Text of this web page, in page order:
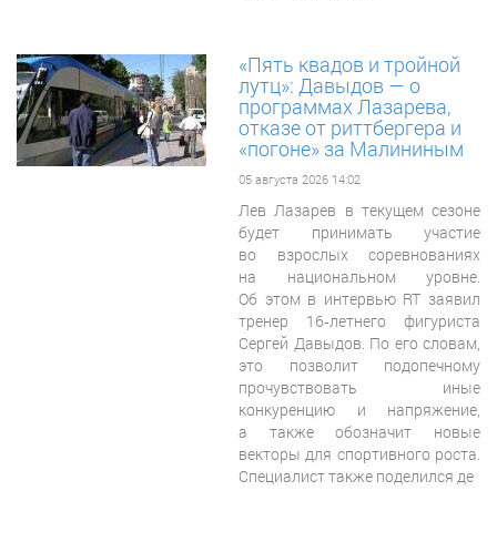
«Пять квадов и тройной
лутц»: Давыдов — о
программах Лазарева,
отказе от риттбергера и
«погоне» за Малининым
05 августа 2026 14:02
Лев Лазарев в текущем сезоне
будет принимать участие
во взрослых соревнованиях
на национальном уровне.
Об этом в интервью RT заявил
тренер 16‑летнего фигуриста
Сергей Давыдов. По его словам,
это позволит подопечному
прочувствовать иные
конкуренцию и напряжение,
а также обозначит новые
векторы для спортивного роста.
Специалист также поделился де